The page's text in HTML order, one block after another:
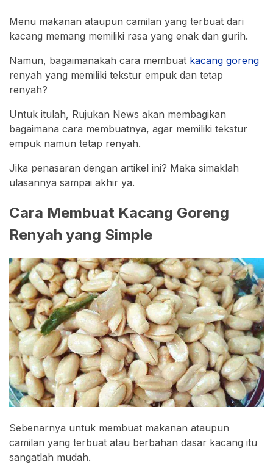
Menu makanan ataupun camilan yang terbuat dari
kacang memang memiliki rasa yang enak dan gurih.
Namun, bagaimanakah cara membuat kacang goreng
renyah yang memiliki tekstur empuk dan tetap
renyah?
Untuk itulah, Rujukan News akan membagikan
bagaimana cara membuatnya, agar memiliki tekstur
empuk namun tetap renyah.
Jika penasaran dengan artikel ini? Maka simaklah
ulasannya sampai akhir ya.
Cara Membuat Kacang Goreng
Renyah yang Simple
Sebenarnya untuk membuat makanan ataupun
camilan yang terbuat atau berbahan dasar kacang itu
sangatlah mudah.